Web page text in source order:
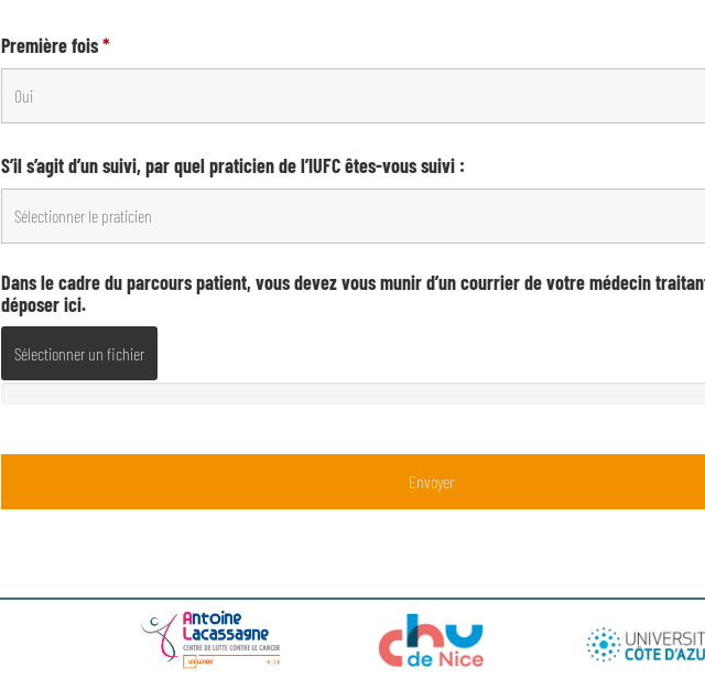
Première fois*
S’il s’agit d’un suivi, par quel praticien de l’IUFC êtes-vous suivi :
Dans le cadre du parcours patient, vous devez vous munir d’un courrier de votre médecin
déposer ici.
Sélectionner un fichier